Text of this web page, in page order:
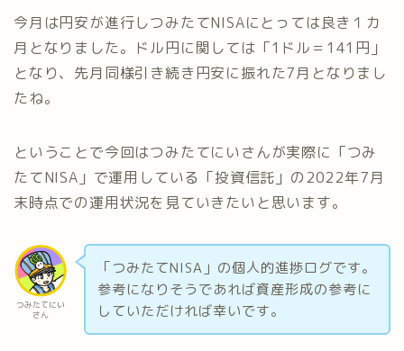
今月は円安が進行しつみたてNISAにとっては良き１カ
月となりました。ドル円に関しては「1ドル＝141円」
となり、先月同様引き続き円安に振れた7月となりまし
たね。
ということで今回はつみたてにいさんが実際に「つみ
たてNISA」で運用している「投資信託」の2022年7月
末時点での運用状況を見ていきたいと思います。
つみたてにい
さん
「つみたてNISA」の個人的進捗ログです。
参考になりそうであれば資産形成の参考に
していただければ幸いです。